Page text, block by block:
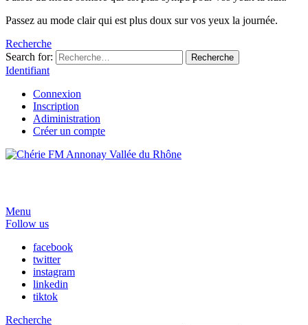
Passez au mode clair qui est plus doux sur vos yeux la journée.
Recherche
Search for:
Recherche
Identifiant
Connexion
Inscription
Adiministration
Créer un compte
Menu
Follow us
facebook
twitter
instagram
linkedin
tiktok
Recherche